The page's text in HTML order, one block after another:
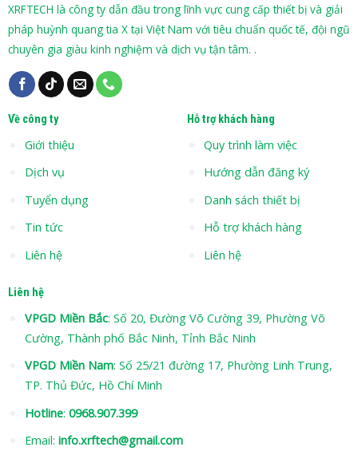
XRFTECH là công ty dẫn đầu trong lĩnh vực cung cấp thiết bị và giải
pháp huỳnh quang tia X tại Việt Nam với tiêu chuẩn quốc tế, đội ngũ
chuyên gia giàu kinh nghiệm và dịch vụ tận tâm. .
Về công ty
Giới thiệu
Dịch vụ
Tuyển dụng
Tin tức
Liên hệ
Hỗ trợ khách hàng
Quy trình làm việc
Hướng dẫn đăng ký
Danh sách thiết bị
Hỗ trợ khách hàng
Liên hệ
Liên hệ
VPGD Miền Bắc: Số 20, Đường Võ Cường 39, Phường Võ
Cường, Thành phố Bắc Ninh, Tỉnh Bắc Ninh
VPGD Miền Nam: Số 25/21 đường 17, Phường Linh Trung,
TP. Thủ Đức, Hồ Chí Minh
Hotline: 0968.907.399
Email: info.xrftech@gmail.com